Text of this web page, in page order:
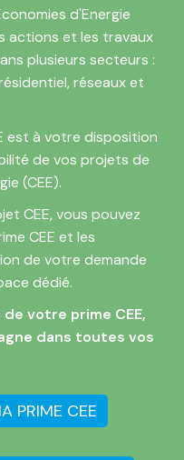
d'Energie
actions et les travaux
plusieurs secteurs :
réseaux et
est à votre disposition
de vos projets de
(CEE).
CEE, vous pouvez
CEE et les
de votre demande
dédié.
votre prime CEE,
dans toutes vos
PRIME CEE